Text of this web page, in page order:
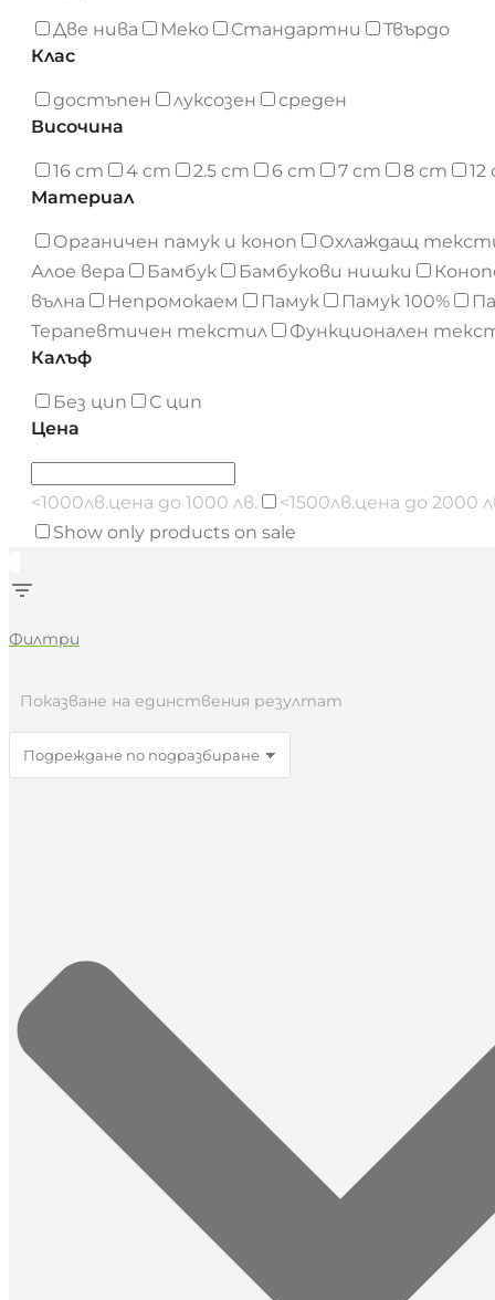
Две нива Меко Стандартни
Твърдо
Клас
достъпен луксозен
среден
Височина
16 cm 4 cm 2.5 cm 6 cm 7 cm 8 cm
12
Материал
Органичен памук и коноп
Охлаждащ
Алое вера
Бамбук Бамбукови нишки
вълна
Непромокаем Памук Памук 100%
Терапевтичен текстил
Функционален
Калъф
Без цип
С цип
Цена
<1000лв.цена до 1000 лв. <1500лв.цена до 2000
Show only products on sale
Филтри
Показване на единствения резултат